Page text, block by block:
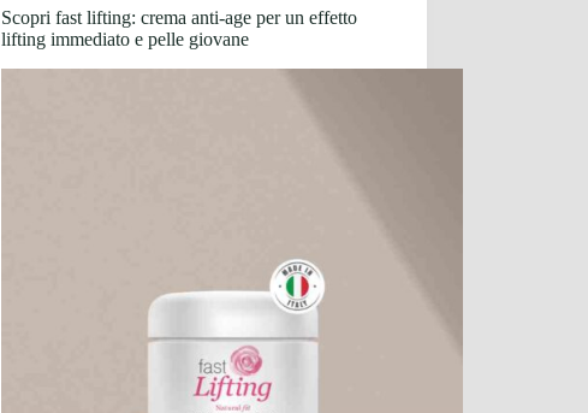
Scopri fast lifting: crema anti-age per un effetto
lifting immediato e pelle giovane